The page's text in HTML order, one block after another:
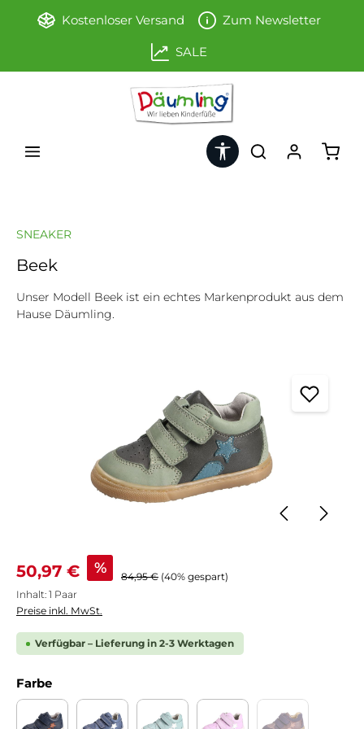
Zum Hauptinhalt springen
Kostenloser Versand Zum Newsletter
SALE
Werkzeugleiste anzeigen
SNEAKER
Beek
Unser Modell Beek ist ein echtes Markenprodukt aus dem
Hause Däumling.
Verkaufspreis:
50,97 € % Regulärer Preis:
84,95 € (40% gespart)
Inhalt: 1 Paar
Preise inkl. MwSt.
Verfügbar – Lieferung in 2-3 Werktagen
Farbeauswählen